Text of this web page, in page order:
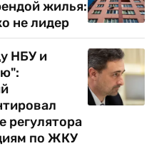
жилья:
не лидер
НБУ и
регулятора
по ЖКУ